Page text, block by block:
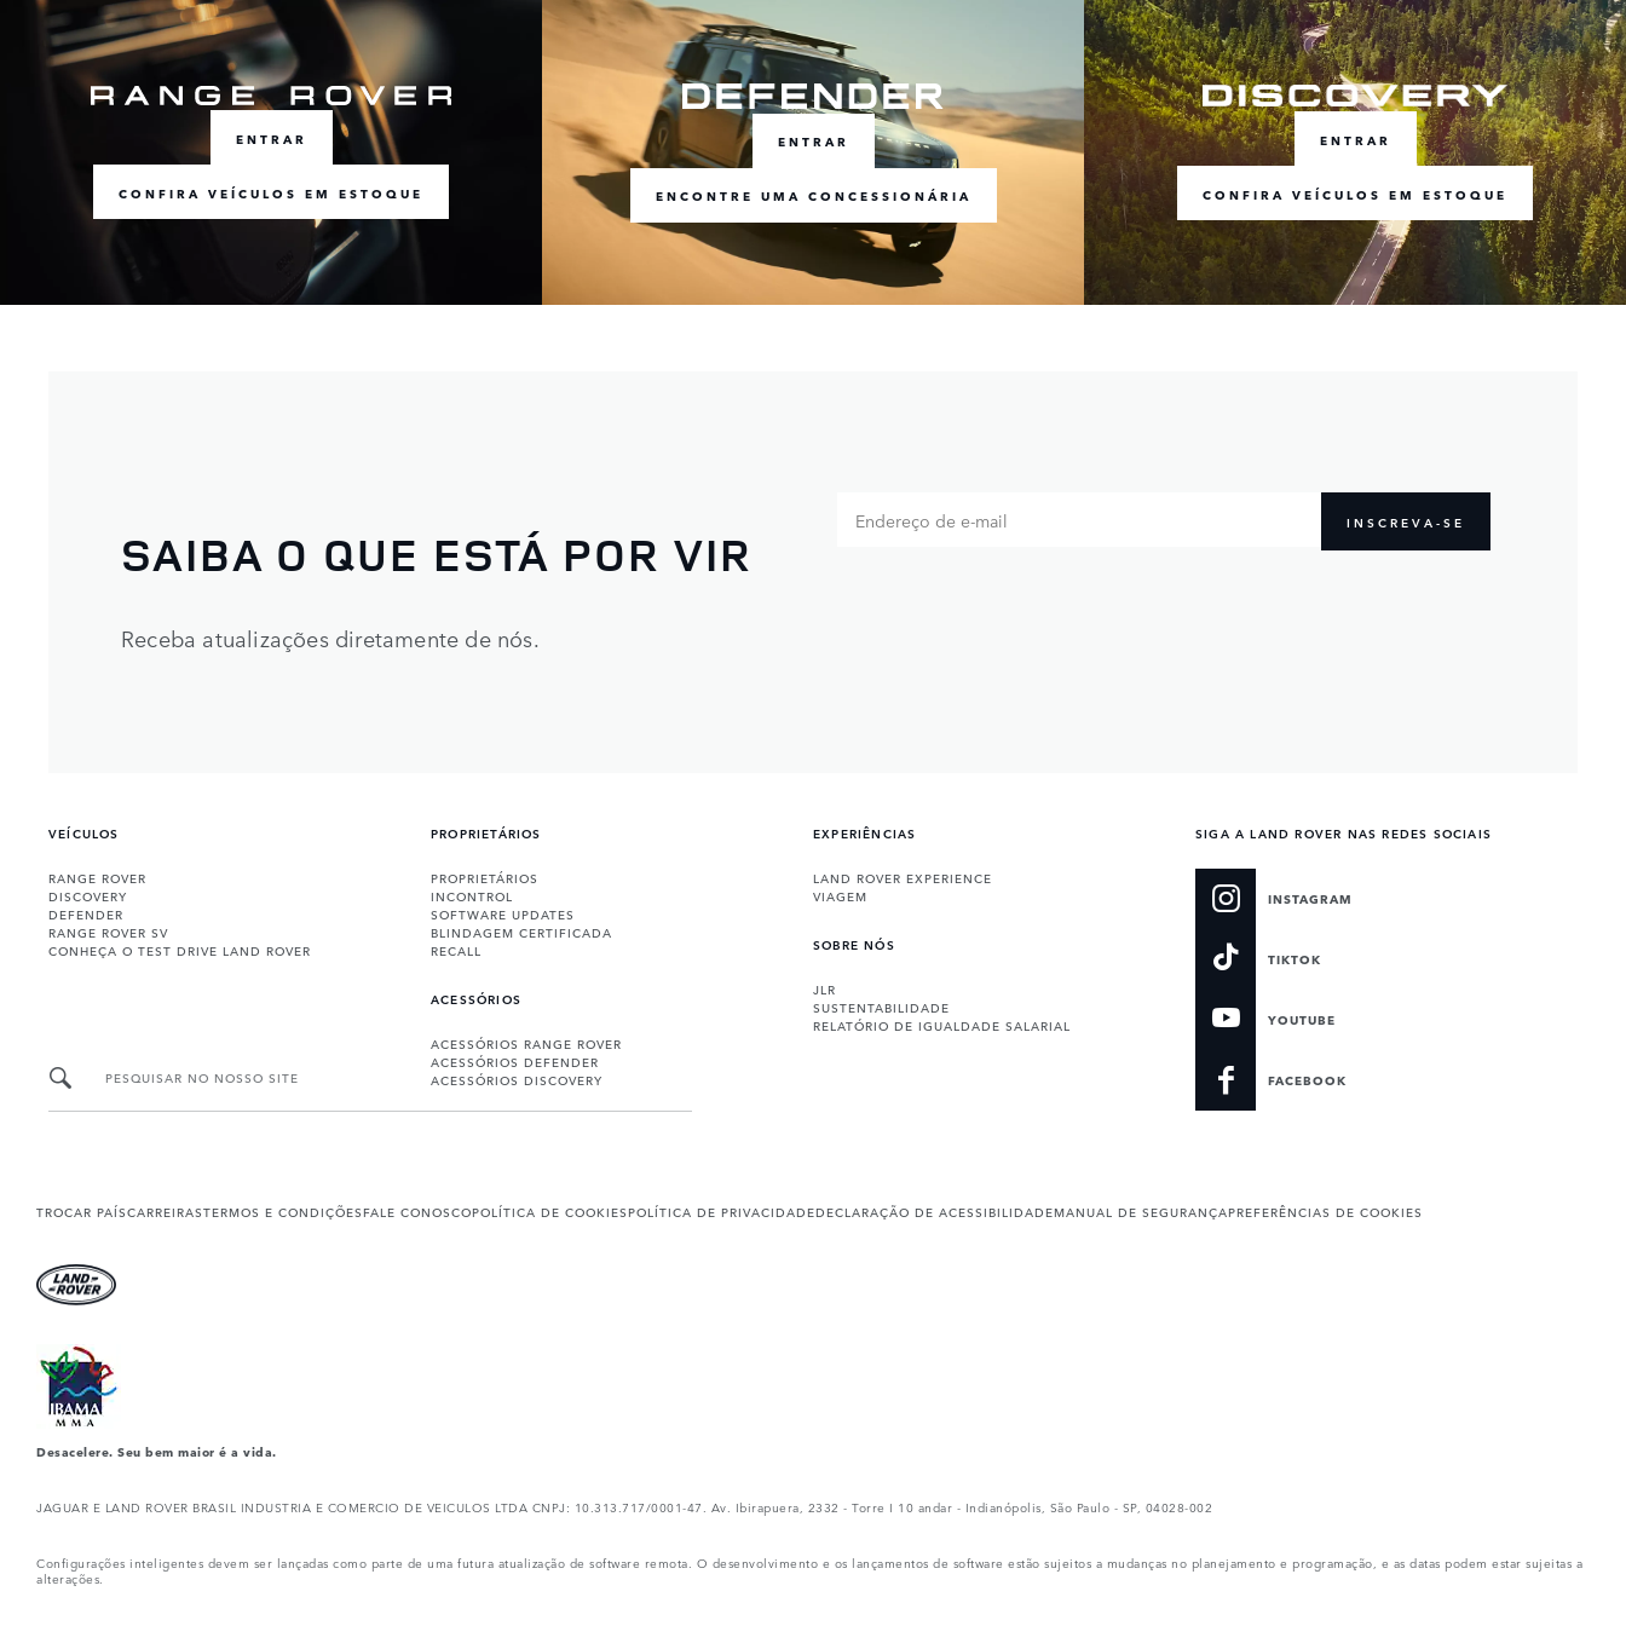
ENTRAR
CONFIRA VEÍCULOS EM ESTOQUE
ENTRAR
ENCONTRE UMA CONCESSIONÁRIA
ENTRAR
CONFIRA VEÍCULOS EM ESTOQUE
SAIBA O QUE ESTÁ POR VIR
Receba atualizações diretamente de nós.
INSCREVA-SE
VEÍCULOS
RANGE ROVER
DISCOVERY
DEFENDER
RANGE ROVER SV
CONHEÇA O TEST DRIVE LAND ROVER
PROPRIETÁRIOS
PROPRIETÁRIOS
INCONTROL
SOFTWARE UPDATES
BLINDAGEM CERTIFICADA
RECALL
ACESSÓRIOS
ACESSÓRIOS RANGE ROVER
ACESSÓRIOS DEFENDER
ACESSÓRIOS DISCOVERY
EXPERIÊNCIAS
LAND ROVER EXPERIENCE
VIAGEM
SOBRE NÓS
JLR
SUSTENTABILIDADE
RELATÓRIO DE IGUALDADE SALARIAL
SIGA A LAND ROVER NAS REDES SOCIAIS
INSTAGRAM
TIKTOK
YOUTUBE
FACEBOOK
PESQUISAR NO NOSSO SITE
TROCAR PAÍSCARREIRASTERMOS E CONDIÇÕESFALE CONOSCOPOLÍTICA DE COOKIESPOLÍTICA DE PRIVACIDADEDECLARAÇÃO DE ACESSIBILIDADEMANUAL DE SEGURANÇAPREFERÊNCIAS DE COOKIES
Desacelere. Seu bem maior é a vida.
JAGUAR E LAND ROVER BRASIL INDUSTRIA E COMERCIO DE VEICULOS LTDA CNPJ: 10.313.717/0001-47. Av. Ibirapuera, 2332 - Torre I 10 andar - Indianópolis, São Paulo - SP, 04028-002
Configurações inteligentes devem ser lançadas como parte de uma futura atualização de software remota. O desenvolvimento e os lançamentos de software estão sujeitos a mudanças no planejamento e programação, e as datas podem estar sujeitas a
alterações.